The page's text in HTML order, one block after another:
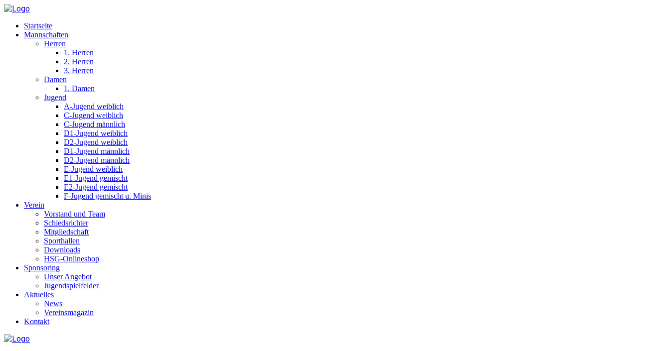
Startseite
Mannschaften
Herren
1. Herren
2. Herren
3. Herren
Damen
1. Damen
Jugend
A-Jugend weiblich
C-Jugend weiblich
C-Jugend männlich
D1-Jugend weiblich
D2-Jugend weiblich
D1-Jugend männlich
D2-Jugend männlich
E-Jugend weiblich
E1-Jugend gemischt
E2-Jugend gemischt
F-Jugend gemischt u. Minis
Verein
Vorstand und Team
Schiedsrichter
Mitgliedschaft
Sporthallen
Downloads
HSG-Onlineshop
Sponsoring
Unser Angebot
Jugendspielfelder
Aktuelles
News
Vereinsmagazin
Kontakt